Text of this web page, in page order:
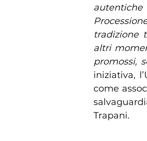
autentiche
tradizione
altri
promossi,
iniziativa,
come
Trapani.